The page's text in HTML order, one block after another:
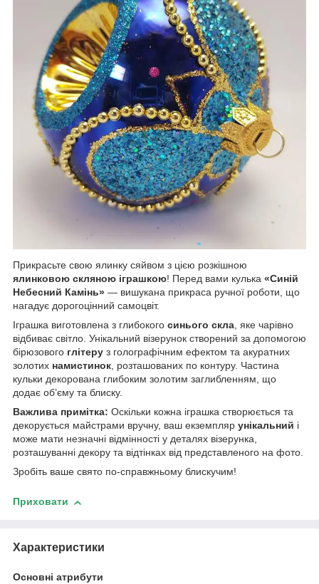
Прикрасьте свою ялинку сяйвом з цією розкішною
ялинковою скляною іграшкою! Перед вами кулька «Синій
Небесний Камінь» — вишукана прикраса ручної роботи, що
нагадує дорогоцінний самоцвіт.
Іграшка виготовлена з глибокого синього скла, яке чарівно
відбиває світло. Унікальний візерунок створений за допомогою
бірюзового глітеру з голографічним ефектом та акуратних
золотих намистинок, розташованих по контуру. Частина
кульки декорована глибоким золотим заглибленням, що
додає об’єму та блиску.
Важлива примітка: Оскільки кожна іграшка створюється та
декорується майстрами вручну, ваш екземпляр унікальний і
може мати незначні відмінності у деталях візерунка,
розташуванні декору та відтінках від представленого на фото.
Зробіть ваше свято по-справжньому блискучим!
Приховати
Характеристики
Основні атрибути